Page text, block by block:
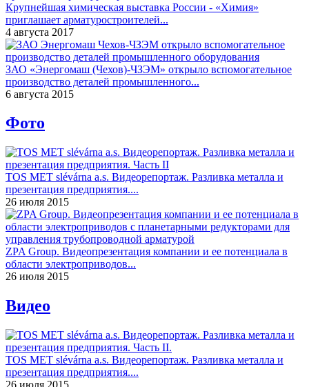
Крупнейшая химическая выставка России - «Химия»
приглашает арматуростроителей...
4 августа 2017
ЗАО «Энергомаш (Чехов)-ЧЗЭМ» открыло вспомогательное
производство деталей промышленного...
6 августа 2015
Фото
TOS MET slévárna a.s. Видеорепортаж. Разливка металла и
презентация предприятия....
26 июля 2015
ZPA Group. Видеопрезентация компании и ее потенциала в
области электроприводов...
26 июля 2015
Видео
TOS MET slévárna a.s. Видеорепортаж. Разливка металла и
презентация предприятия....